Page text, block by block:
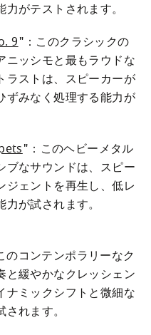
がテストされます。
9"：このクラシックの
ニッシモと最もラウドな
ラストは、スピーカーが
ずみなく処理する能力が
"：このヘビーメタル
ブなサウンドは、スピー
ジェントを再生し、低レ
が試されます。
のコンテンポラリーなク
と緩やかなクレッシェン
ナミックシフトと微細な
れます。